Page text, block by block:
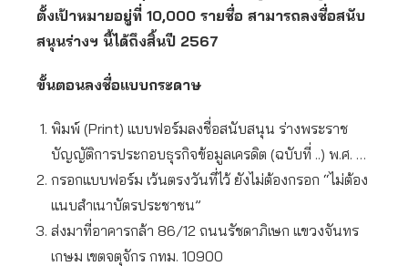
ตั้งเป้าหมายอยู่ที่ 10,000 รายชื่อ สามารถลงชื่อสนับ
สนุนร่างฯ นี้ได้ถึงสิ้นปี 2567
ขั้นตอนลงชื่อแบบกระดาษ
พิมพ์ (Print) แบบฟอร์มลงชื่อสนับสนุน ร่างพระราช
บัญญัติการประกอบธุรกิจข้อมูลเครดิต (ฉบับที่ ..) พ.ศ. …
กรอกแบบฟอร์ม เว้นตรงวันที่ไว้ ยังไม่ต้องกรอก “ไม่ต้อง
แนบสำเนาบัตรประชาชน”
ส่งมาที่อาคารกล้า 86/12 ถนนรัชดาภิเษก แขวงจันทร
เกษม เขตจตุจักร กทม. 10900